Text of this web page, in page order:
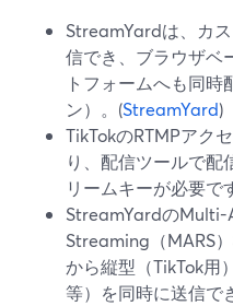
StreamYardは、カ
信でき、ブラウザベ
トフォームへも同
ン）。(StreamYard)
TikTokのRTMPアク
り、配信ツールで配
リームキーが必要で
StreamYardの
Streaming（MARS
から縦型（TikTok用
等）を同時に送信で